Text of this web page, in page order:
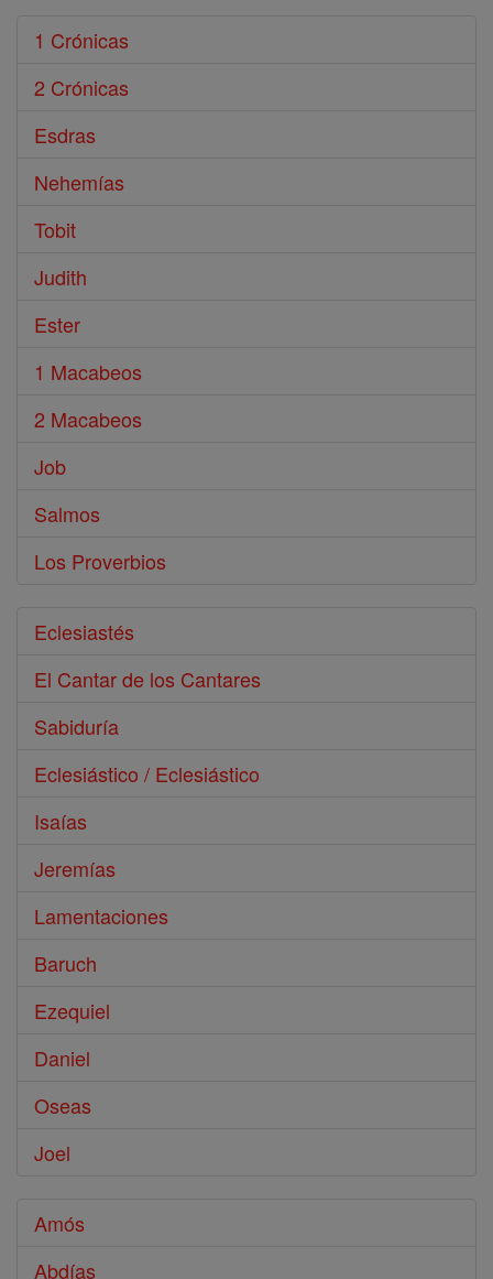
1 Crónicas
2 Crónicas
Esdras
Nehemías
Tobit
Judith
Ester
1 Macabeos
2 Macabeos
Job
Salmos
Los Proverbios
Eclesiastés
El Cantar de los Cantares
Sabiduría
Eclesiástico / Eclesiástico
Isaías
Jeremías
Lamentaciones
Baruch
Ezequiel
Daniel
Oseas
Joel
Amós
Abdías